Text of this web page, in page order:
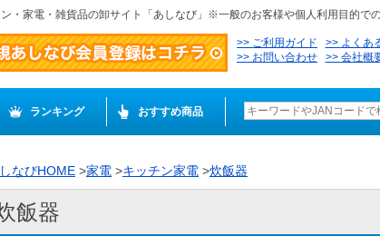
・家電・雑貨品の卸サイト「あしなび」※一般のお客様や個人利用目的で
ご利用ガイド
よくあ
お問い合わせ
会社概
ランキング おすすめ商品
なびHOME >家電 >キッチン家電 >炊飯器
飯器